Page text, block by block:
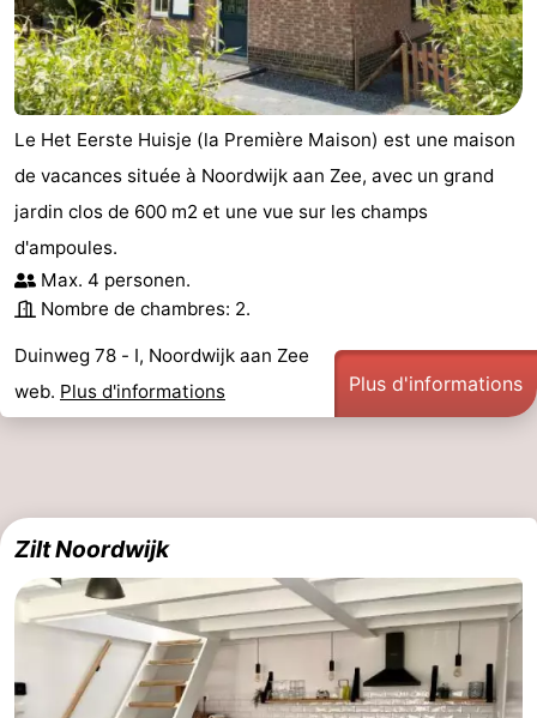
Le Het Eerste Huisje (la Première Maison) est une maison
de vacances située à Noordwijk aan Zee, avec un grand
jardin clos de 600 m2 et une vue sur les champs
d'ampoules.
Max. 4 personen.
Nombre de chambres: 2.
Duinweg 78 - I, Noordwijk aan Zee
web. Plus d'informations Plus d'informations
Zilt Noordwijk